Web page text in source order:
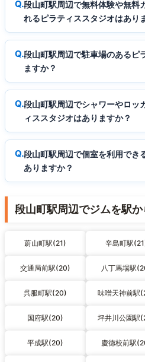
段山町駅周辺で無料体験や無料
れるピラティススタジオはあり
段山町駅周辺で駐車場のあるピ
ますか？
段山町駅周辺でシャワーやロッ
ィススタジオはありますか？
段山町駅周辺で個室を利用でき
ありますか？
段山町駅周辺でジムを駅
蔚山町駅(21) 辛島町駅
交通局前駅(20) 八丁馬場駅
呉服町駅(20) 味噌天神前駅
国府駅(20) 坪井川公園駅
平成駅(20) 慶徳校前駅